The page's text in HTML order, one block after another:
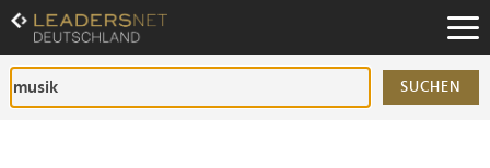
Zum
Inhalt
Zur
Fußzeilen-
Navigation
SUCHEN